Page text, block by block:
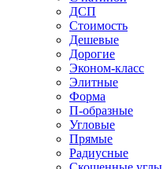
ДСП
Стоимость
Дешевые
Дорогие
Эконом-класс
Элитные
Форма
П-образные
Угловые
Прямые
Радиусные